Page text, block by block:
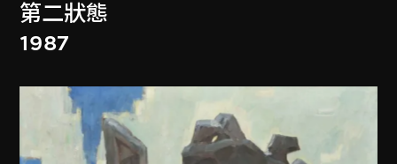
第二狀態
1987